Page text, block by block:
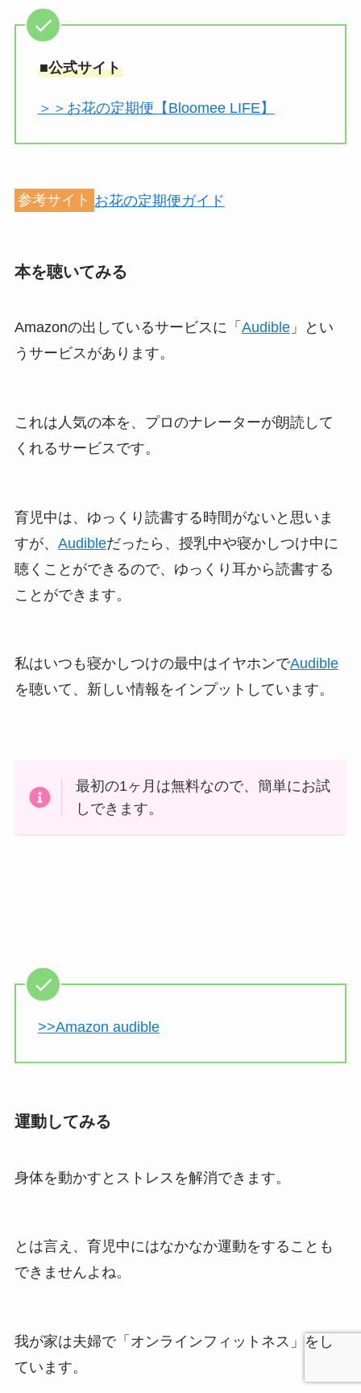
■公式サイト
＞＞お花の定期便【Bloomee LIFE】
参考サイト お花の定期便ガイド
本を聴いてみる
Amazonの出しているサービスに「 Audible」とい
うサービスがあります。
これは人気の本を、プロのナレーターが朗読して
くれるサービスです。
育児中は、ゆっくり読書する時間がないと思いま
すが、 Audibleだったら、授乳中や寝かしつけ中に
聴くことができるので、ゆっくり耳から読書する
ことができます。
私はいつも寝かしつけの最中はイヤホンでAudible
を聴いて、新しい情報をインプットしています。
最初の1ヶ月は無料なので、簡単にお試
しできます。
>>Amazon audible
運動してみる
身体を動かすとストレスを解消できます。
とは言え、育児中にはなかなか運動をすることも
できませんよね。
我が家は夫婦で「オンラインフィットネス」をし
ています。